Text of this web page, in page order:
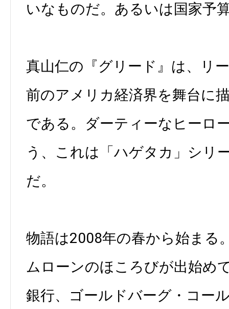
いなものだ。あるいは国家予
真山仁の『グリード』は、リ
前のアメリカ経済界を舞台に
である。ダーティーなヒーロ
う、これは「ハゲタカ」シリ
だ。
物語は2008年の春から始まる
ムローンのほころびが出始め
銀行、ゴールドバーグ・コー